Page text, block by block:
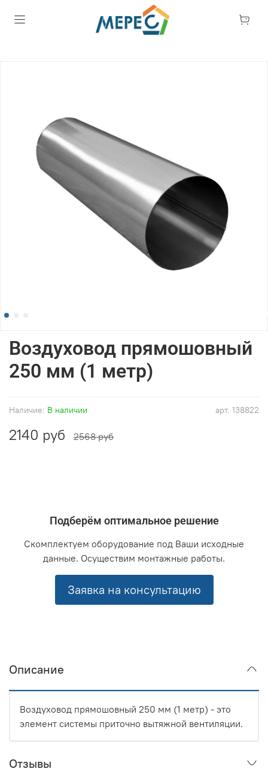
арт. 138822
Наличие: В наличии
Воздуховод прямошовный
250 мм (1 метр)
2140 руб 2568 руб
Подберём оптимальное решение
Скомплектуем оборудование под Ваши исходные
данные. Осуществим монтажные работы.
Заявка на консультацию
Описание
Воздуховод прямошовный 250 мм (1 метр) - это
элемент системы приточно вытяжной вентиляции.
Отзывы